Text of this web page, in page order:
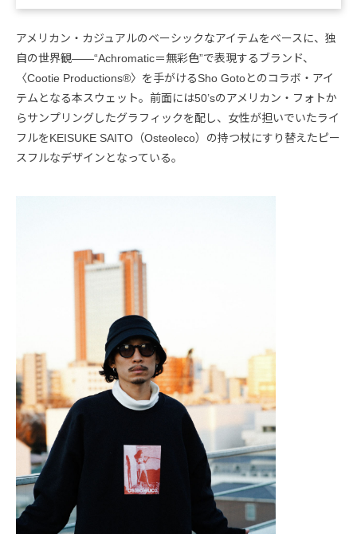
アメリカン・カジュアルのベーシックなアイテムをベースに、独
自の世界観――“Achromatic＝無彩色”で表現するブランド、
〈Cootie Productions®️〉を手がけるSho Gotoとのコラボ・アイ
テムとなる本スウェット。前面には50’sのアメリカン・フォトか
らサンプリングしたグラフィックを配し、女性が担いでいたライ
フルをKEISUKE SAITO（Osteoleco）の持つ杖にすり替えたピー
スフルなデザインとなっている。